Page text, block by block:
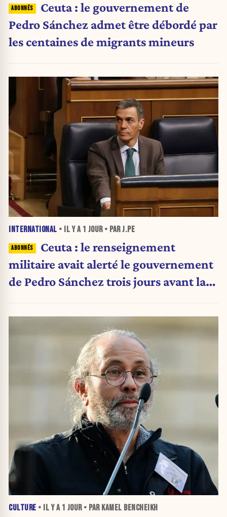
Ceuta : le gouvernement de
Pedro Sánchez admet être débordé par
les centaines de migrants mineurs
INTERNATIONAL • IL Y A 1 JOUR• PAR J.PE
Ceuta : le renseignement
militaire avait alerté le gouvernement
de Pedro Sánchez trois jours avant la
CULTURE • IL Y A 1 JOUR• PAR KAMEL BENCHEIKH